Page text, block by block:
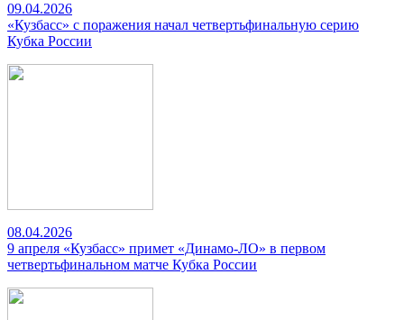
09.04.2026
«Кузбасс» с поражения начал четвертьфинальную серию
Кубка России
08.04.2026
9 апреля «Кузбасс» примет «Динамо-ЛО» в первом
четвертьфинальном матче Кубка России